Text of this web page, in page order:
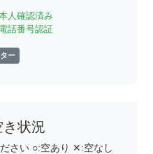
人確認済み
電話番号認証
ー
状況
さい ○:空あり ✕:空なし